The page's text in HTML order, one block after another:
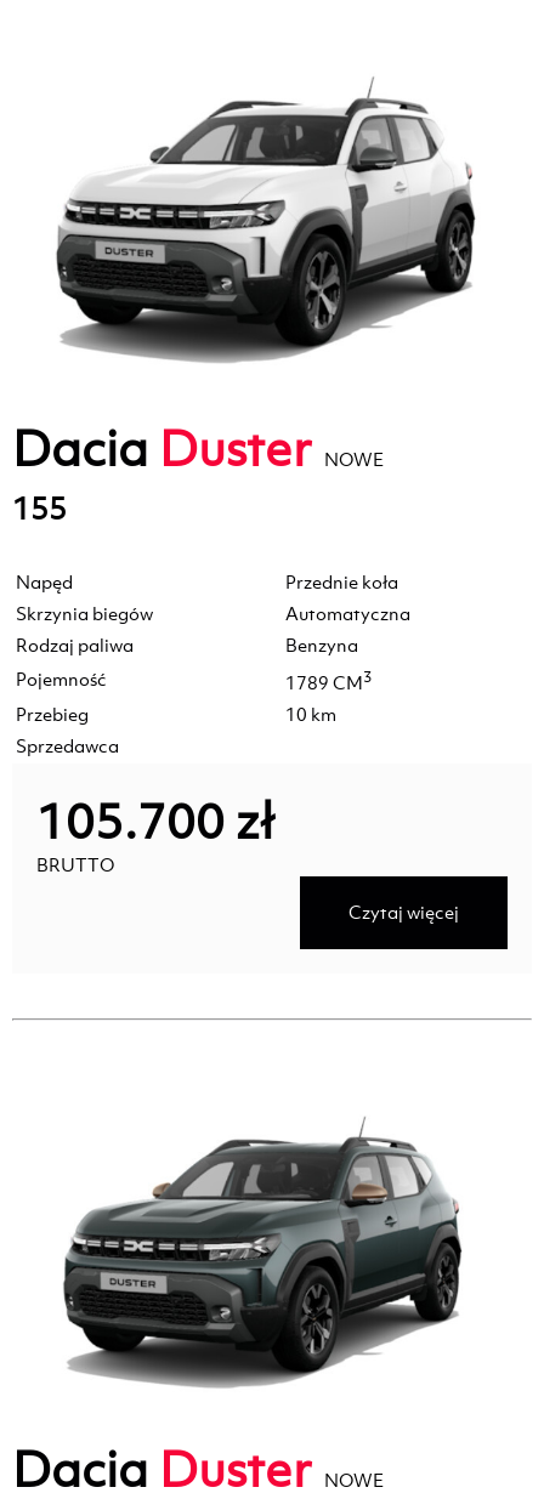
Dacia Duster NOWE
155
Napęd
Przednie koła
Skrzynia biegów
Automatyczna
Rodzaj paliwa
Benzyna
Pojemność
1789 CM3
Przebieg
10 km
Sprzedawca
105.700 zł
BRUTTO
Czytaj więcej
Dacia Duster NOWE